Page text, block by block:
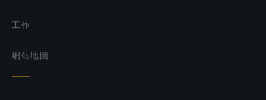
工作
網站地圖